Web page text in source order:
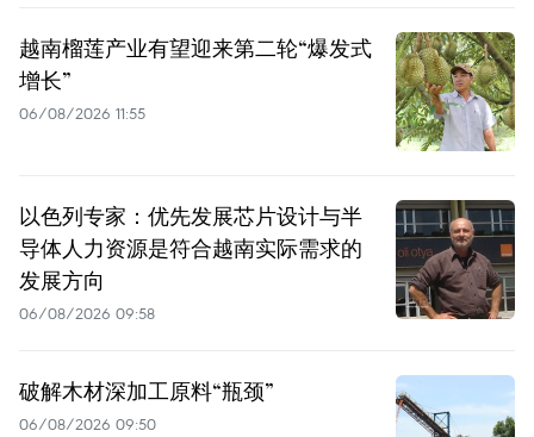
越南榴莲产业有望迎来第二轮“爆发式
增长”
06/08/2026 11:55
以色列专家：优先发展芯片设计与半
导体人力资源是符合越南实际需求的
发展方向
06/08/2026 09:58
破解木材深加工原料“瓶颈”
06/08/2026 09:50